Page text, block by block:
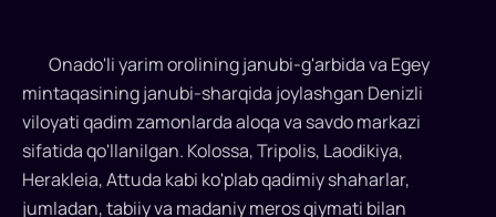
Yer
dengizi
mintaqalari
uchrashadigan
chorrahada
Onado'li yarim orolining janubi-g'arbida va Egey
mintaqasining janubi-sharqida joylashgan Denizli
viloyati qadim zamonlarda aloqa va savdo markazi
sifatida qo'llanilgan. Kolossa, Tripolis, Laodikiya,
Herakleia, Attuda kabi ko'plab qadimiy shaharlar,
jumladan, tabiiy va madaniy meros qiymati bilan